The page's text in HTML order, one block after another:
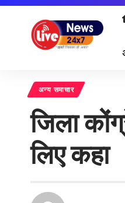
अन्य समाचार
जिला
लिए कहा